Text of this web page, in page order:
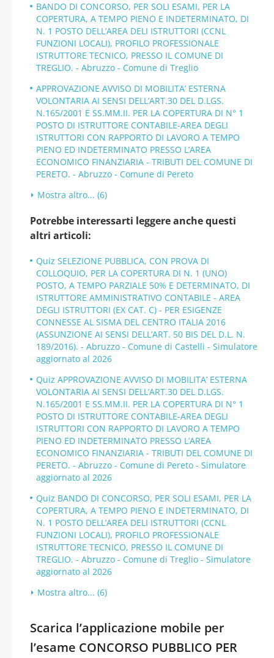
BANDO DI CONCORSO, PER SOLI ESAMI, PER LA
COPERTURA, A TEMPO PIENO E INDETERMINATO, DI
N. 1 POSTO DELL’AREA DELI ISTRUTTORI (CCNL
FUNZIONI LOCALI), PROFILO PROFESSIONALE
ISTRUTTORE TECNICO, PRESSO IL COMUNE DI
TREGLIO. - Abruzzo - Comune di Treglio
APPROVAZIONE AVVISO DI MOBILITA’ ESTERNA
VOLONTARIA AI SENSI DELL’ART.30 DEL D.LGS.
N.165/2001 E SS.MM.II. PER LA COPERTURA DI N° 1
POSTO DI ISTRUTTORE CONTABILE-AREA DEGLI
ISTRUTTORI CON RAPPORTO DI LAVORO A TEMPO
PIENO ED INDETERMINATO PRESSO L’AREA
ECONOMICO FINANZIARIA - TRIBUTI DEL COMUNE DI
PERETO. - Abruzzo - Comune di Pereto
Mostra altro... (6)
Potrebbe interessarti leggere anche questi
altri articoli:
Quiz SELEZIONE PUBBLICA, CON PROVA DI
COLLOQUIO, PER LA COPERTURA DI N. 1 (UNO)
POSTO, A TEMPO PARZIALE 50% E DETERMINATO, DI
ISTRUTTORE AMMINISTRATIVO CONTABILE - AREA
DEGLI ISTRUTTORI (EX CAT. C) - PER ESIGENZE
CONNESSE AL SISMA DEL CENTRO ITALIA 2016
(ASSUNZIONE AI SENSI DELL’ART. 50 BIS DEL D.L. N.
189/2016). - Abruzzo - Comune di Castelli - Simulatore
aggiornato al 2026
Quiz APPROVAZIONE AVVISO DI MOBILITA’ ESTERNA
VOLONTARIA AI SENSI DELL’ART.30 DEL D.LGS.
N.165/2001 E SS.MM.II. PER LA COPERTURA DI N° 1
POSTO DI ISTRUTTORE CONTABILE-AREA DEGLI
ISTRUTTORI CON RAPPORTO DI LAVORO A TEMPO
PIENO ED INDETERMINATO PRESSO L’AREA
ECONOMICO FINANZIARIA - TRIBUTI DEL COMUNE DI
PERETO. - Abruzzo - Comune di Pereto - Simulatore
aggiornato al 2026
Quiz BANDO DI CONCORSO, PER SOLI ESAMI, PER LA
COPERTURA, A TEMPO PIENO E INDETERMINATO, DI
N. 1 POSTO DELL’AREA DELI ISTRUTTORI (CCNL
FUNZIONI LOCALI), PROFILO PROFESSIONALE
ISTRUTTORE TECNICO, PRESSO IL COMUNE DI
TREGLIO. - Abruzzo - Comune di Treglio - Simulatore
aggiornato al 2026
Mostra altro... (6)
Scarica l’applicazione mobile per
l’esame CONCORSO PUBBLICO PER